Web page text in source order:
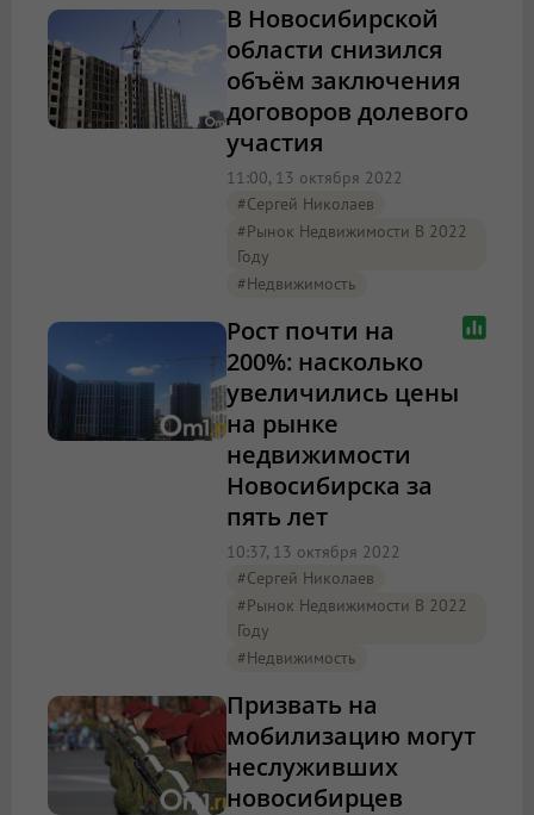
В Новосибирской
области снизился
объём заключения
договоров долевого
участия
11:00, 13 октября 2022
#Сергей Николаев
#Рынок Недвижимости В 2022
Году
#Недвижимость
Рост почти на
200%: насколько
увеличились цены
на рынке
недвижимости
Новосибирска за
пять лет
10:37, 13 октября 2022
#Сергей Николаев
#Рынок Недвижимости В 2022
Году
#Недвижимость
Призвать на
мобилизацию могут
неслуживших
новосибирцев